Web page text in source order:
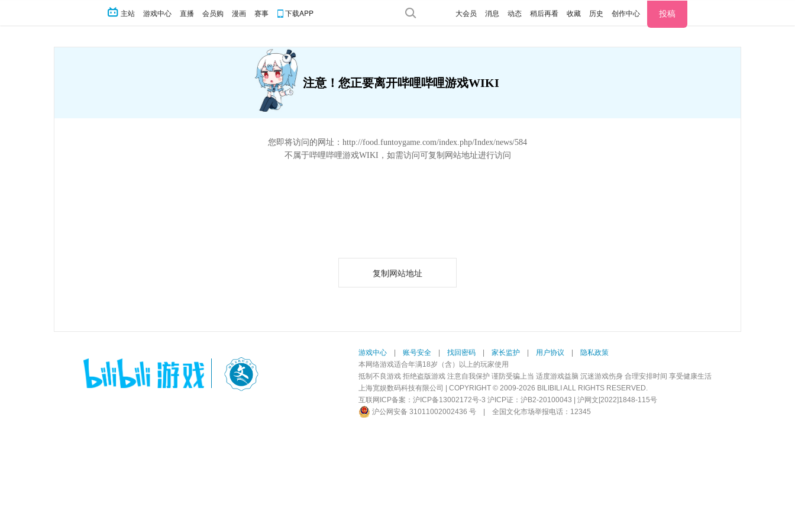
主站 游戏中心 直播 会员购 漫画 赛事 下载APP 大会员 消息 动态 稍后再看 收藏 历史 创作中心 投稿
注意！您正要离开哔哩哔哩游戏WIKI
您即将访问的网址： http://food.funtoygame.com/index.php/Index/news/584
不属于哔哩哔哩游戏WIKI，如需访问可复制网站地址进行访问
复制网站地址
游戏中心 账号安全 找回密码 家长监护 用户协议
隐私政策
本网络游戏适合年满18岁（含）以上的玩家使用
抵制不良游戏 拒绝盗版游戏 注意自我保护 谨防受骗上当 适度游戏益脑 沉迷游戏伤身 合理安排时间 享受健康生活
上海宽娱数码科技有限公司 | COPYRIGHT © 2009-2026 BILIBILI ALL RIGHTS RESERVED.
互联网ICP备案： 沪ICP备13002172号-3 沪ICP证：沪B2-20100043 | 沪网文[2022]1848-115号
沪公网安备 31011002002436 号
全国文化市场举报电话：12345